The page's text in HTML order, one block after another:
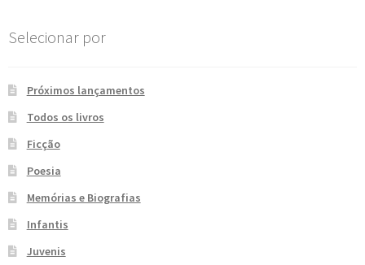
Selecionar por
Próximos lançamentos
Todos os livros
Ficção
Poesia
Memórias e Biografias
Infantis
Juvenis